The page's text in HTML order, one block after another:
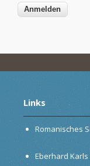
Links
Romanisches
Eberhard